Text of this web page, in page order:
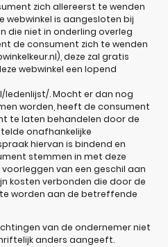
zich allereerst te wenden
webwinkel is aangesloten bij
die niet in onderling overleg
de consument zich te wenden
deze zal gratis
webwinkel een lopend
ledenlijst/. Mocht er dan nog
worden, heeft de consument
te laten behandelen door de
onafhankelijke
hiervan is bindend en
stemmen in met deze
van een geschil aan
kosten verbonden die door de
worden aan de betreffende
van de ondernemer niet
anders aangeeft.